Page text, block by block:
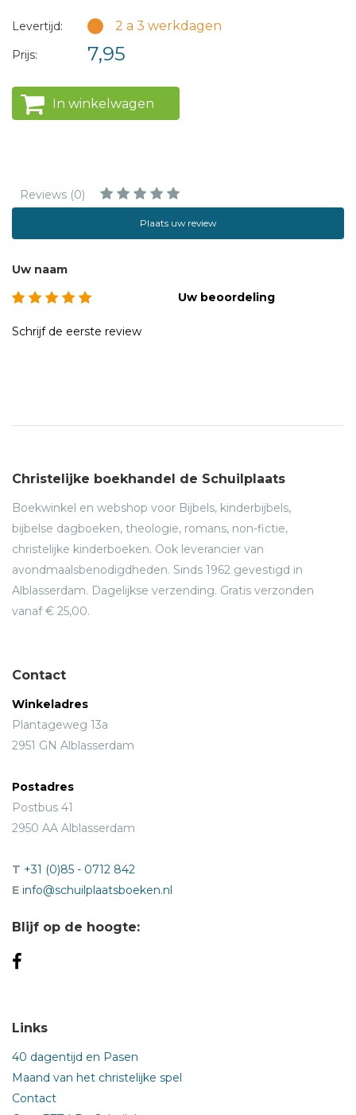
Levertijd: 2 a 3 werkdagen
Prijs: 7,95
In winkelwagen
Reviews (0)
Plaats uw review
Uw naam
Uw beoordeling
Schrijf de eerste review
Christelijke boekhandel de Schuilplaats
Boekwinkel en webshop voor Bijbels, kinderbijbels,
bijbelse dagboeken, theologie, romans, non-fictie,
christelijke kinderboeken. Ook leverancier van
avondmaalsbenodigdheden. Sinds 1962 gevestigd in
Alblasserdam. Dagelijkse verzending. Gratis verzonden
vanaf € 25,00.
Contact
Winkeladres
Plantageweg 13a
2951 GN Alblasserdam
Postadres
Postbus 41
2950 AA Alblasserdam
T +31 (0)85 - 0712 842
E info@schuilplaatsboeken.nl
Blijf op de hoogte:
Links
40 dagentijd en Pasen
Maand van het christelijke spel
Contact